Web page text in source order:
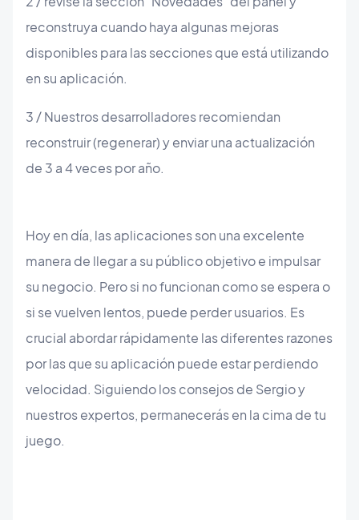
reconstruya cuando haya algunas mejoras
disponibles para las secciones que está utilizando
en su aplicación.
3 / Nuestros desarrolladores recomiendan
reconstruir (regenerar) y enviar una actualización
de 3 a 4 veces por año.
Hoy en día, las aplicaciones son una excelente
manera de llegar a su público objetivo e impulsar
su negocio. Pero si no funcionan como se espera o
si se vuelven lentos, puede perder usuarios. Es
crucial abordar rápidamente las diferentes razones
por las que su aplicación puede estar perdiendo
velocidad. Siguiendo los consejos de Sergio y
nuestros expertos, permanecerás en la cima de tu
juego.